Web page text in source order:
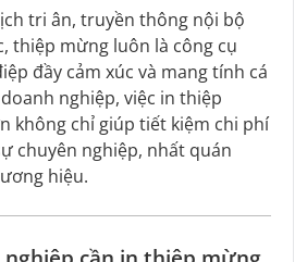
tri ân, truyền thông nội bộ
thiệp mừng luôn là công cụ
đầy cảm xúc và mang tính cá
nghiệp, việc in thiệp
không chỉ giúp tiết kiệm chi phí
chuyên nghiệp, nhất quán
hiệu.